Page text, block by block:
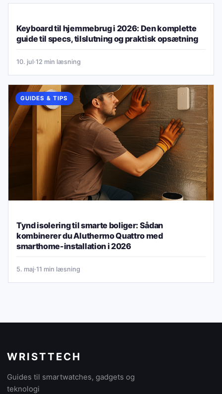
Keyboard til hjemmebrug i 2026: Den komplette
guide til specs, tilslutning og praktisk opsætning
10. jul·12 min læsning
GUIDES & TIPS
Tynd isolering til smarte boliger: Sådan
kombinerer du Aluthermo Quattro med
smarthome-installation i 2026
5. maj·11 min læsning
WRISTTECH
Guides til smartwatches, gadgets og
teknologi